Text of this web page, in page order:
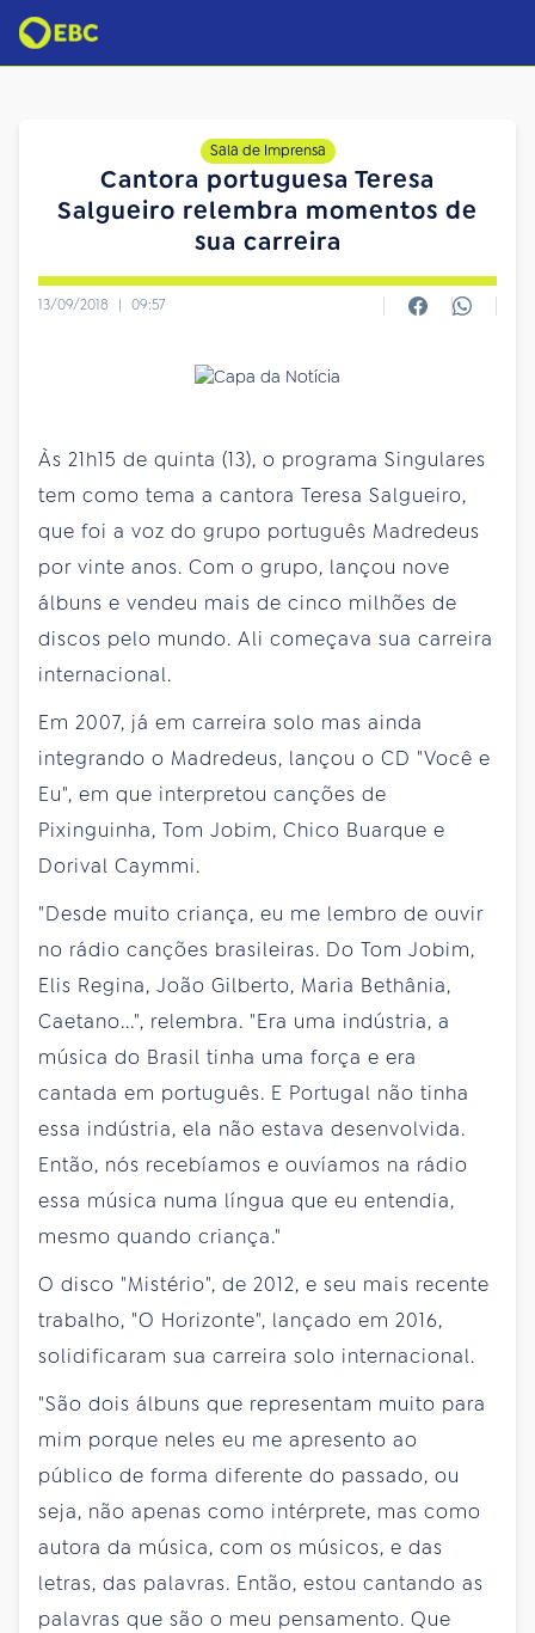
Sala de Imprensa
Cantora portuguesa Teresa
Salgueiro relembra momentos de
sua carreira
13/09/2018 | 09:57
Às 21h15 de quinta (13), o programa Singulares
tem como tema a cantora Teresa Salgueiro,
que foi a voz do grupo português Madredeus
por vinte anos. Com o grupo, lançou nove
álbuns e vendeu mais de cinco milhões de
discos pelo mundo. Ali começava sua carreira
internacional.
Em 2007, já em carreira solo mas ainda
integrando o Madredeus, lançou o CD "Você e
Eu", em que interpretou canções de
Pixinguinha, Tom Jobim, Chico Buarque e
Dorival Caymmi.
"Desde muito criança, eu me lembro de ouvir
no rádio canções brasileiras. Do Tom Jobim,
Elis Regina, João Gilberto, Maria Bethânia,
Caetano...", relembra. "Era uma indústria, a
música do Brasil tinha uma força e era
cantada em português. E Portugal não tinha
essa indústria, ela não estava desenvolvida.
Então, nós recebíamos e ouvíamos na rádio
essa música numa língua que eu entendia,
mesmo quando criança."
O disco "Mistério", de 2012, e seu mais recente
trabalho, "O Horizonte", lançado em 2016,
solidificaram sua carreira solo internacional.
"São dois álbuns que representam muito para
mim porque neles eu me apresento ao
público de forma diferente do passado, ou
seja, não apenas como intérprete, mas como
autora da música, com os músicos, e das
letras, das palavras. Então, estou cantando as
palavras que são o meu pensamento. Que